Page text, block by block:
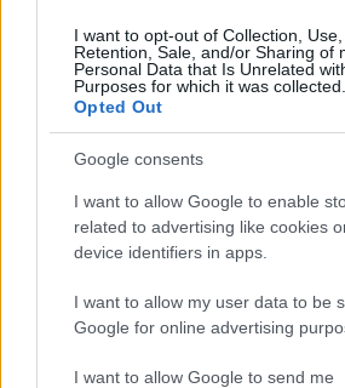
I want to opt-out of Collection, Use,
Retention, Sale, and/or Sharing of
Personal Data that Is Unrelated
Purposes for which it was collected.
Opted Out
Google consents
I want to allow Google to enable
related to advertising like cookies
device identifiers in apps.
I want to allow my user data to be
Google for online advertising
I want to allow Google to send me
«κίτρινα» και «κόκκινα» σπίτια
αποζημιώσεις
Ποια είναι η (κυβερνητική)
οδικά έργα και τα εκτιμώμενα
χρονοδιαγράμματα
TAGS: Anthropic Τεχνητή